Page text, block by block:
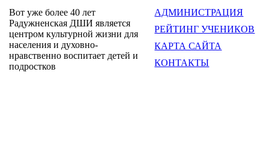
Вот уже более 40 лет
Радужненская ДШИ является
центром культурной жизни для
населения и духовно-
нравственно воспитает детей и
подростков
АДМИНИСТРАЦИЯ
РЕЙТИНГ УЧЕНИКОВ
КАРТА САЙТА
КОНТАКТЫ